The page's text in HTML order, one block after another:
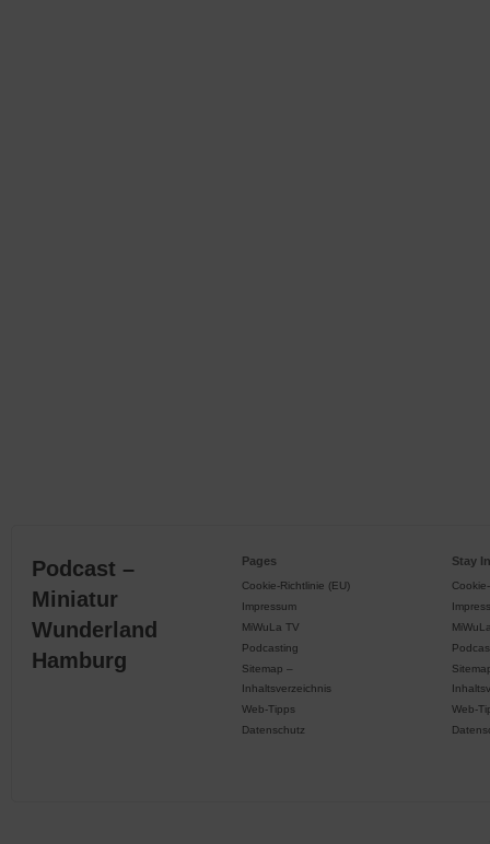
Podcast –
Miniatur
Wunderland
Hamburg
Pages
Cookie-Richtlinie (EU)
Impressum
MiWuLa TV
Podcasting
Sitemap –
Inhaltsverzeichnis
Web-Tipps
Datenschutz
Stay
Web-